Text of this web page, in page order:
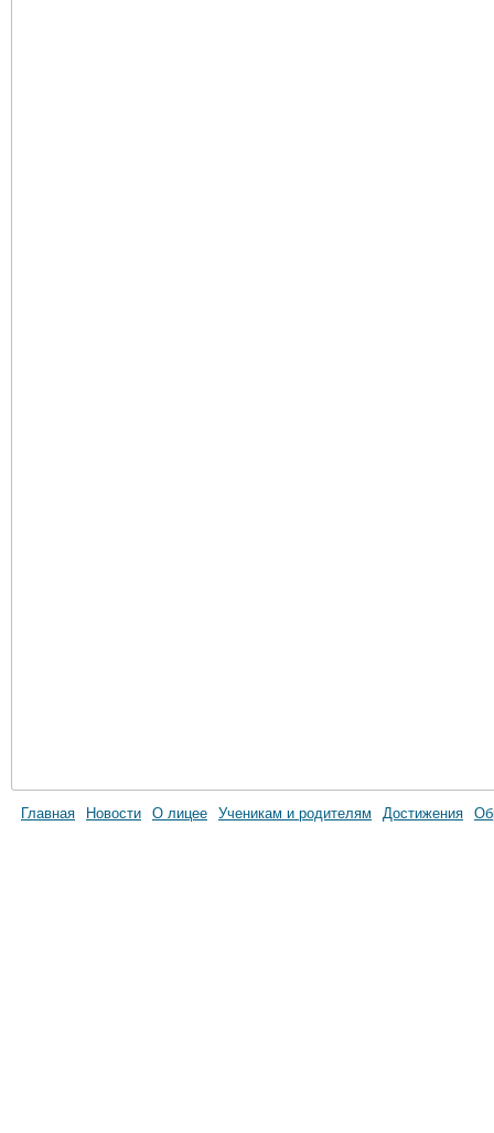
Главная Новости О лицее Ученикам и родителям Достижения